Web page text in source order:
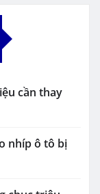
cần thay
nhíp ô tô bị